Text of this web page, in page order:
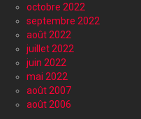
octobre 2022
septembre 2022
août 2022
juillet 2022
juin 2022
mai 2022
août 2007
août 2006